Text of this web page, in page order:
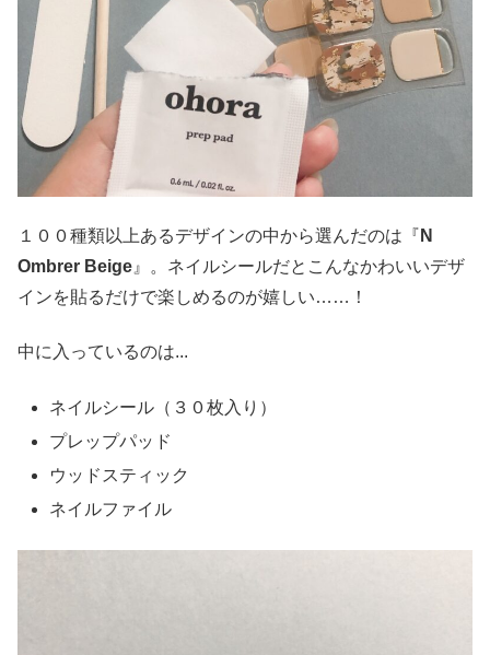
１００種類以上あるデザインの中から選んだのは『 N
Ombrer Beige 』。ネイルシールだとこんなかわいいデザ
インを貼るだけで楽しめるのが嬉しい……！
中に入っているのは...
ネイルシール（３０枚入り）
プレップパッド
ウッドスティック
ネイルファイル